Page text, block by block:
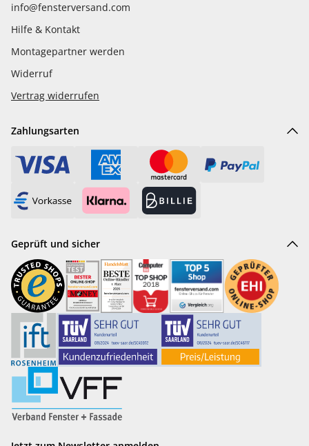
info@fensterversand.com
Hilfe & Kontakt
Montagepartner werden
Widerruf
Vertrag widerrufen
Zahlungsarten
Geprüft und sicher